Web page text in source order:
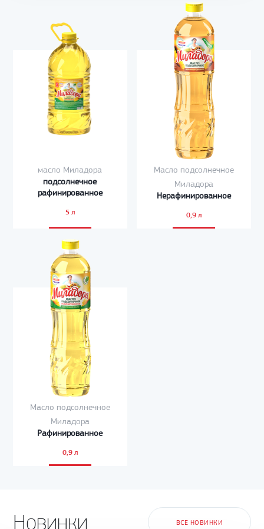
масло Миладора
подсолнечное
рафинированное
5 л
Масло подсолнечное
Миладора
Нерафинированное
0,9 л
Масло подсолнечное
Миладора
Рафинированное
0,9 л
Новинки ВСЕ НОВИНКИ